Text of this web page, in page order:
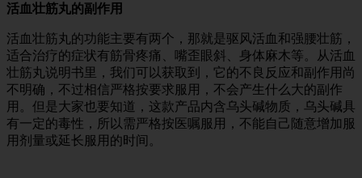
活血壮筋丸的副作用
活血壮筋丸的功能主要有两个，那就是驱风活血和强腰壮筋，
适合治疗的症状有筋骨疼痛、嘴歪眼斜、身体麻木等。从活血
壮筋丸说明书里，我们可以获取到，它的不良反应和副作用尚
不明确，不过相信严格按要求服用，不会产生什么大的副作
用。但是大家也要知道，这款产品内含乌头碱物质，乌头碱具
有一定的毒性，所以需严格按医嘱服用，不能自己随意增加服
用剂量或延长服用的时间。